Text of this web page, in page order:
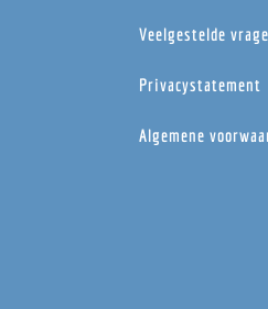
Veelgestelde
Privacystatement
Algemene